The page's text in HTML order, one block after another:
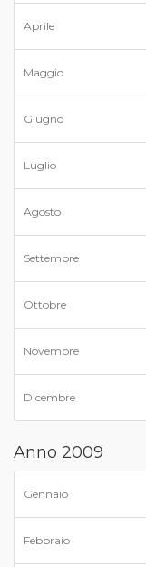
Aprile
Maggio
Giugno
Luglio
Agosto
Settembre
Ottobre
Novembre
Dicembre
Anno 2009
Gennaio
Febbraio